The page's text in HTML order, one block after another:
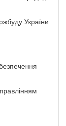
України